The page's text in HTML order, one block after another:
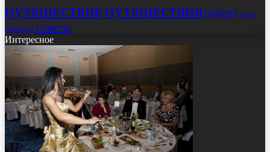
путешествиепутешествиярецепт салат
секреты советы
Интересное